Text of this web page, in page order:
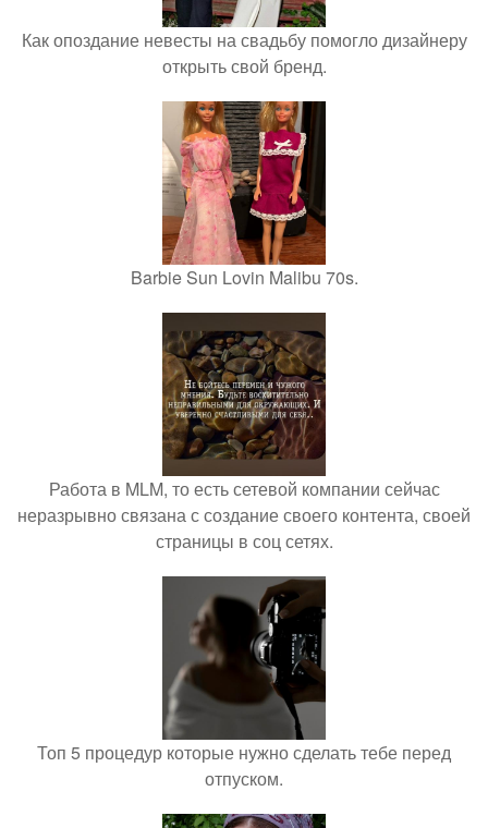
Как опоздание невесты на свадьбу помогло дизайнеру
открыть свой бренд.
Barbie Sun Lovin Malibu 70s.
Работа в MLM, то есть сетевой компании сейчас
неразрывно связана с создание своего контента, своей
страницы в соц сетях.
Топ 5 процедур которые нужно сделать тебе перед
отпуском.